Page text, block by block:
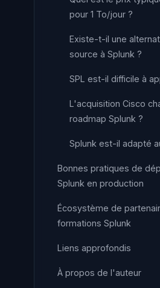
pour 1 To/jour ?
Existe-t-il une
source à Splunk ?
SPL est-il difficile à
L'acquisition Cisco
roadmap Splunk ?
Splunk est-il adapté
Bonnes pratiques de
Splunk en production
Écosystème de
formations Splunk
Liens approfondis
À propos de l'auteur